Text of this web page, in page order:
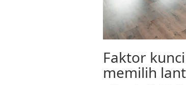
Faktor
memilih